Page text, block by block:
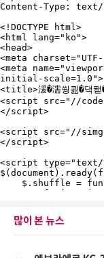
많이 본 뉴스